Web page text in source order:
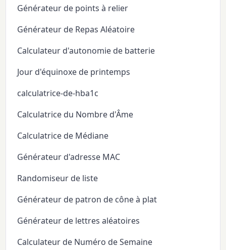
Générateur de points à relier
Générateur de Repas Aléatoire
Calculateur d'autonomie de batterie
Jour d'équinoxe de printemps
calculatrice-de-hba1c
Calculatrice du Nombre d'Âme
Calculatrice de Médiane
Générateur d'adresse MAC
Randomiseur de liste
Générateur de patron de cône à plat
Générateur de lettres aléatoires
Calculateur de Numéro de Semaine